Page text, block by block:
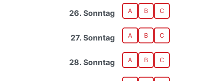
26. Sonntag A B C
27. Sonntag A B C
28. Sonntag A B C